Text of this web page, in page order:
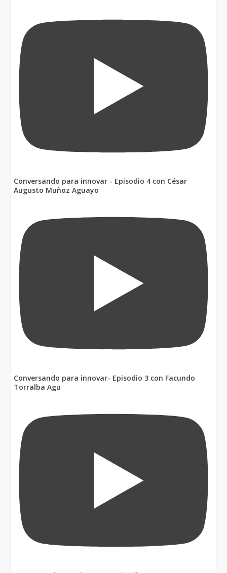
Conversando para innovar - Episodio 4 con César
Augusto Muñoz Aguayo
Conversando para innovar- Episodio 3 con Facundo
Torralba Agu